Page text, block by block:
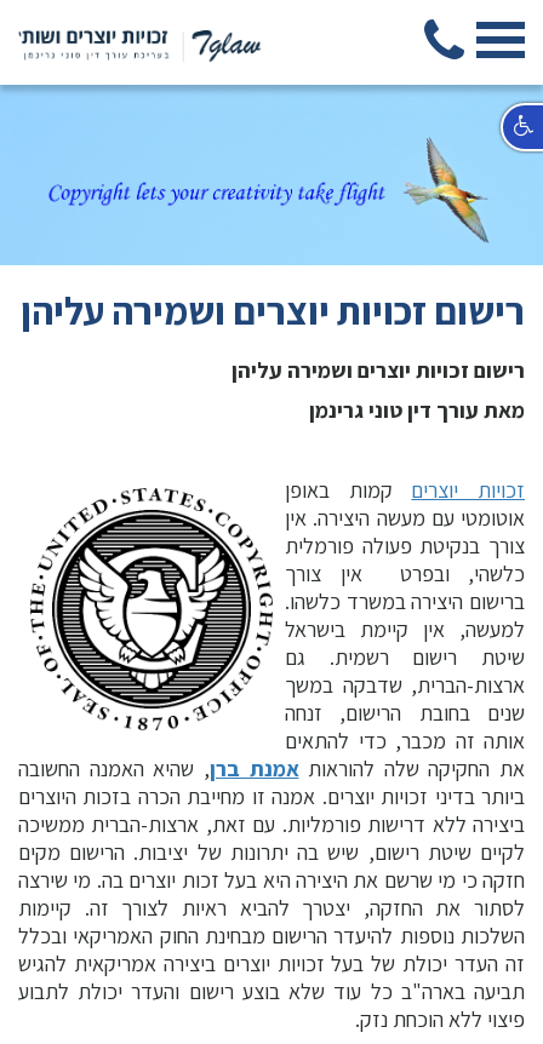
רישום זכויות יוצרים ושמירה עליהן
רישום זכויות יוצרים ושמירה עליהן
מאת עורך דין טוני גרינמן
זכויות יוצרים קמות באופן
אוטומטי עם מעשה היצירה. אין
צורך בנקיטת פעולה פורמלית
כלשהי, ובפרט אין צורך
ברישום היצירה במשרד כלשהו.
למעשה, אין קיימת בישראל
שיטת רישום רשמית. גם
ארצות-הברית, שדבקה במשך
שנים בחובת הרישום, זנחה
אותה זה מכבר, כדי להתאים
את החקיקה שלה להוראותאמנת ברן, שהיא האמנה החשובה
ביותר בדיני זכויות יוצרים. אמנה זו מחייבת הכרה בזכות היוצרים
ביצירה ללא דרישות פורמליות. עם זאת, ארצות-הברית ממשיכה
לקיים שיטת רישום, שיש בה יתרונות של יציבות. הרישום מקים
חזקה כי מי שרשם את היצירה היא בעל זכות יוצרים בה. מי שירצה
לסתור את החזקה, יצטרך להביא ראיות לצורך זה. קיימות
השלכות נוספות להיעדר הרישום מבחינת החוק האמריקאי ובכלל
זה העדר יכולת של בעל זכויות יוצרים ביצירה אמריקאית להגיש
תביעה בארה"ב כל עוד שלא בוצע רישום והעדר יכולת לתבוע
פיצוי ללא הוכחת נזק.